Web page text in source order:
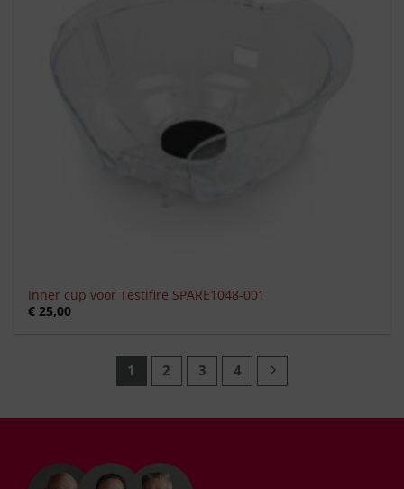
Inner cup voor Testifire SPARE1048-001
€ 25,00
1 2 3 4